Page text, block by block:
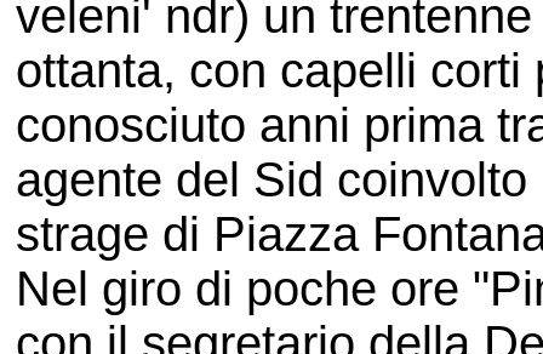
veleni' ndr) un
ottanta, con capelli
conosciuto anni prima
agente del Sid
strage di Piazza
Nel giro di poche ore
con il segretario della